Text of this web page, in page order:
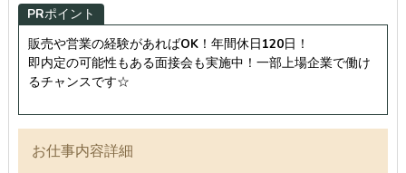
PRポイント
販売や営業の経験があればOK！年間休日120日！
即内定の可能性もある面接会も実施中！一部上場企業で働け
るチャンスです☆
お仕事内容詳細